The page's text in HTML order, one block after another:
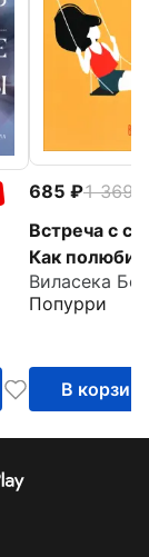
685 1 369
Встреча с
Как
одиночество
Виласека
Попурри
В корзину